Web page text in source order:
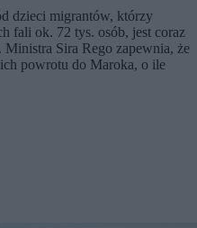
dzieci migrantów, którzy
fali ok. 72 tys. osób, jest coraz
Sira Rego zapewnia, że
powrotu do Maroka, o ile